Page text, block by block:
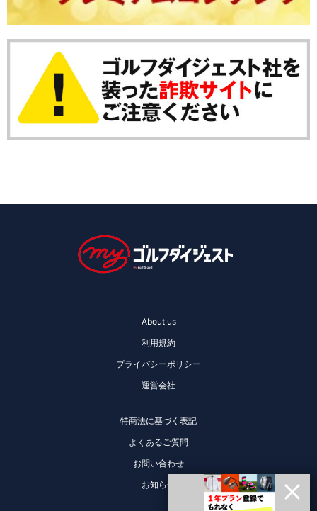
About us
利用規約
プライバシーポリシー
運営会社
特商法に基づく表記
よくあるご質問
お問い合わせ
お知らせ